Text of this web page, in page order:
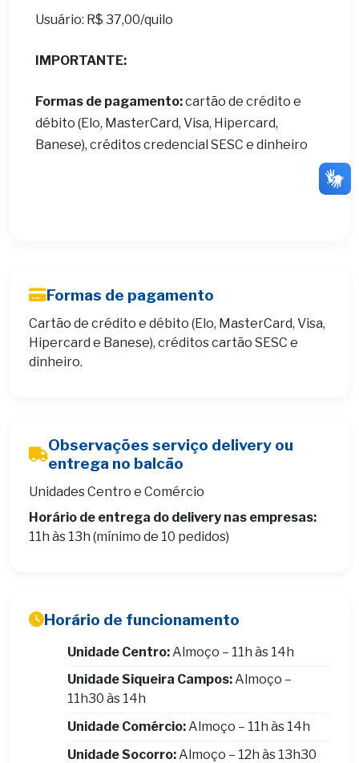
Usuário: R$ 37,00/quilo
IMPORTANTE:
Formas de pagamento:cartão de crédito e
débito (Elo, MasterCard, Visa, Hipercard,
Banese), créditos credencial SESC e dinheiro
Formas de pagamento
Cartão de crédito e débito (Elo, MasterCard, Visa,
Hipercard e Banese), créditos cartão SESC e
dinheiro.
Observações serviço delivery ou
entrega no balcão
Unidades Centro e Comércio
Horário de entrega do delivery nas empresas:
11h às 13h (mínimo de 10 pedidos)
Horário de funcionamento
Unidade Centro: Almoço – 11h às 14h
Unidade Siqueira Campos:Almoço –
11h30 às 14h
Unidade Comércio:Almoço – 11h às 14h
Unidade Socorro: Almoço – 12h às 13h30